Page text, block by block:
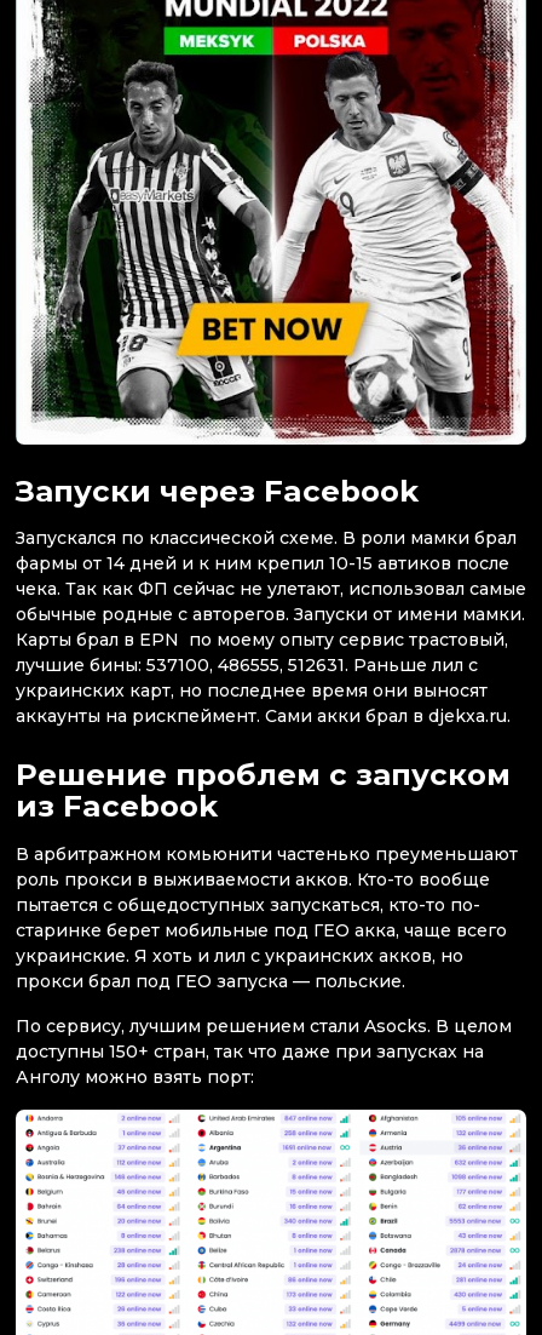
Запуски через Facebook
Запускался по классической схеме. В роли мамки брал
фармы от 14 дней и к ним крепил 10-15 автиков после
чека. Так как ФП сейчас не улетают, использовал самые
обычные родные с авторегов. Запуски от имени мамки.
Карты брал в EPN по моему опыту сервис трастовый,
лучшие бины: 537100, 486555, 512631. Раньше лил с
украинских карт, но последнее время они выносят
аккаунты на рискпеймент. Сами акки брал в djekxa.ru.
Решение проблем с запуском
из Facebook
В арбитражном комьюнити частенько преуменьшают
роль прокси в выживаемости акков. Кто-то вообще
пытается с общедоступных запускаться, кто-то по-
старинке берет мобильные под ГЕО акка, чаще всего
украинские. Я хоть и лил с украинских акков, но
прокси брал под ГЕО запуска — польские.
По сервису, лучшим решением стали Asocks. В целом
доступны 150+ стран, так что даже при запусках на
Анголу можно взять порт: